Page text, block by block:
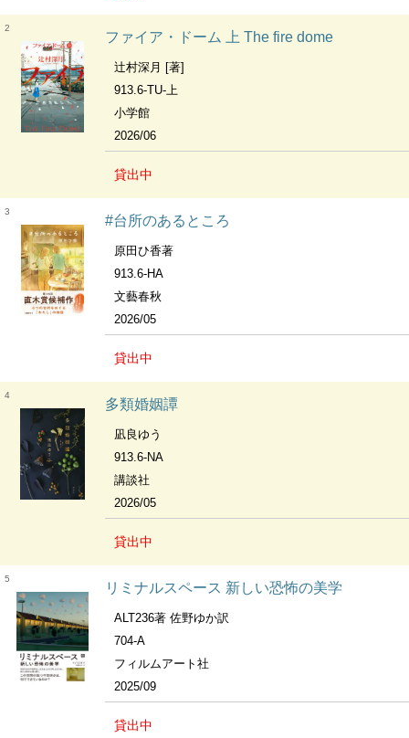
2
ファイア・ドーム 上 The fire dome
辻村深月 [著]
913.6-TU-上
小学館
2026/06
貸出中
3
#台所のあるところ
原田ひ香著
913.6-HA
文藝春秋
2026/05
貸出中
4
多類婚姻譚
凪良ゆう
913.6-NA
講談社
2026/05
貸出中
5
リミナルスペース 新しい恐怖の美学
ALT236著 佐野ゆか訳
704-A
フィルムアート社
2025/09
貸出中